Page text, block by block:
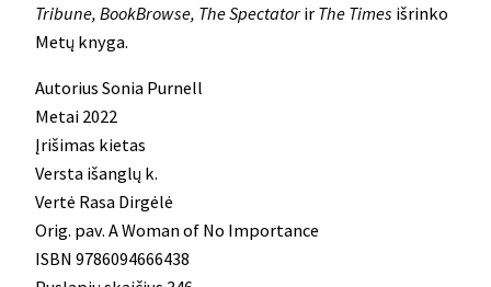
Tribune, BookBrowse, The Spectator ir The Times išrinko
Metų knyga.
Autorius Sonia Purnell
Metai 2022
Įrišimas kietas
Versta išanglų k.
Vertė Rasa Dirgėlė
Orig. pav. A Woman of No Importance
ISBN 9786094666438